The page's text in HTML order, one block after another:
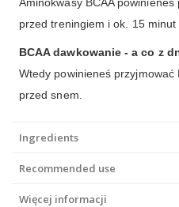
przed treningiem i ok. 15 minut
BCAA dawkowanie - a co z
Wtedy powinieneś
przed snem.
Ingredients
Recommended use
Więcej informacji